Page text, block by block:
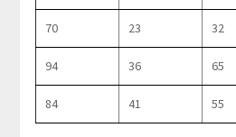
70 23 32
94 36 65
84 41 55